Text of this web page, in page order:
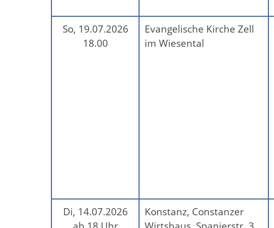
So, 19.07.2026
18.00
Evangelische Kirche Zell
im Wiesental
Di, 14.07.2026
Konstanz, Constanzer